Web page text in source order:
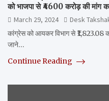
को भाजपा से ₹4600 करोड़ की मांग
March 29, 2024
Desk
कांग्रेस को आयकर विभाग से ₹1,823.08
जाने…
Continue Reading